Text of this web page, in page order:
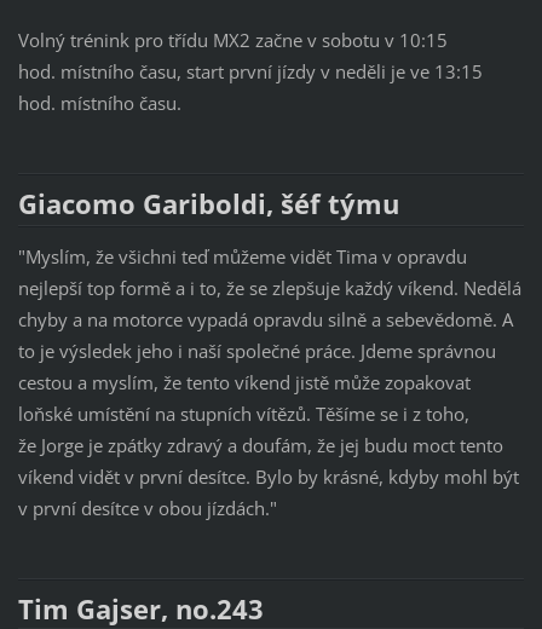
Volný trénink pro třídu MX2 začne v sobotu v 10:15
hod. místního času, start první jízdy v neděli je ve 13:15
hod. místního času.
Giacomo Gariboldi, šéf týmu
"Myslím, že všichni teď můžeme vidět Tima v opravdu
nejlepší top formě a i to, že se zlepšuje každý víkend. Nedělá
chyby a na motorce vypadá opravdu silně a sebevědomě. A
to je výsledek jeho i naší společné práce. Jdeme správnou
cestou a myslím, že tento víkend jistě může zopakovat
loňské umístění na stupních vítězů. Těšíme se i z toho,
že Jorge je zpátky zdravý a doufám, že jej budu moct tento
víkend vidět v první desítce. Bylo by krásné, kdyby mohl být
v první desítce v obou jízdách."
Tim Gajser, no.243